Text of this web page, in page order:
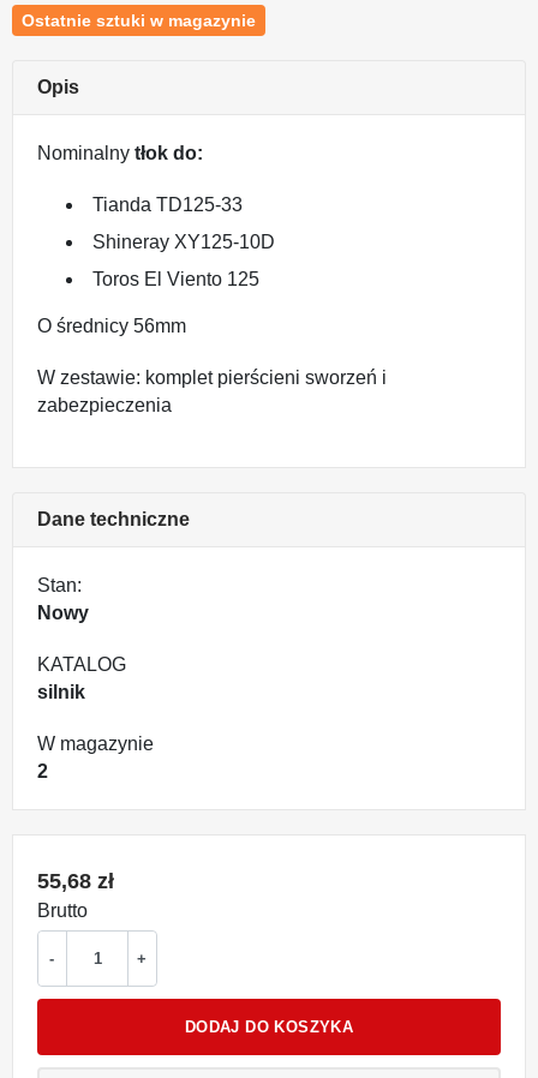
Ostatnie sztuki w magazynie
Opis
Nominalny tłok do:
Tianda TD125-33
Shineray XY125-10D
Toros El Viento 125
O średnicy 56mm
W zestawie: komplet pierścieni sworzeń i
zabezpieczenia
Dane techniczne
Stan:
Nowy
KATALOG
silnik
W magazynie
2
55,68 zł
Brutto
- +
DODAJ DO KOSZYKA